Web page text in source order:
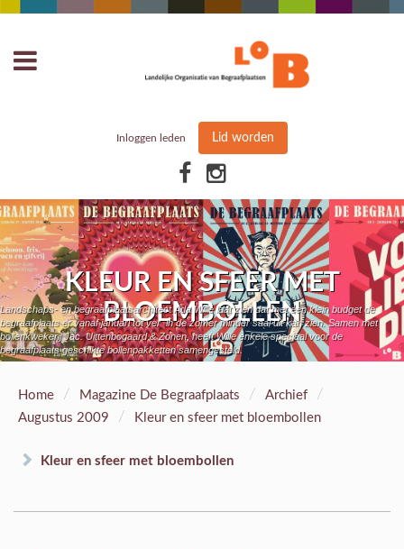
Inloggen leden Lid worden
KLEUR EN SFEER MET
BLOEMBOLLEN
Landschaps- en begraafplaatsarchitect Ada Wille laat zien dat met een klein budget de
begraafplaats er vanaf januari tot ver in de zomer minder saai uit kan zien. Samen met
bollenkwekerij Jac. Uittenbogaard & Zonen, heeft Wille enkele speciaal voor de
begraafplaats geschikte bollenpakketten samengesteld.
Home / Magazine De Begraafplaats / Archief /
Augustus 2009 / Kleur en sfeer met bloembollen
Kleur en sfeer met bloembollen